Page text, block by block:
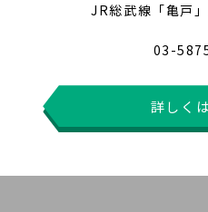
JR総武線「亀戸
03-
詳しく